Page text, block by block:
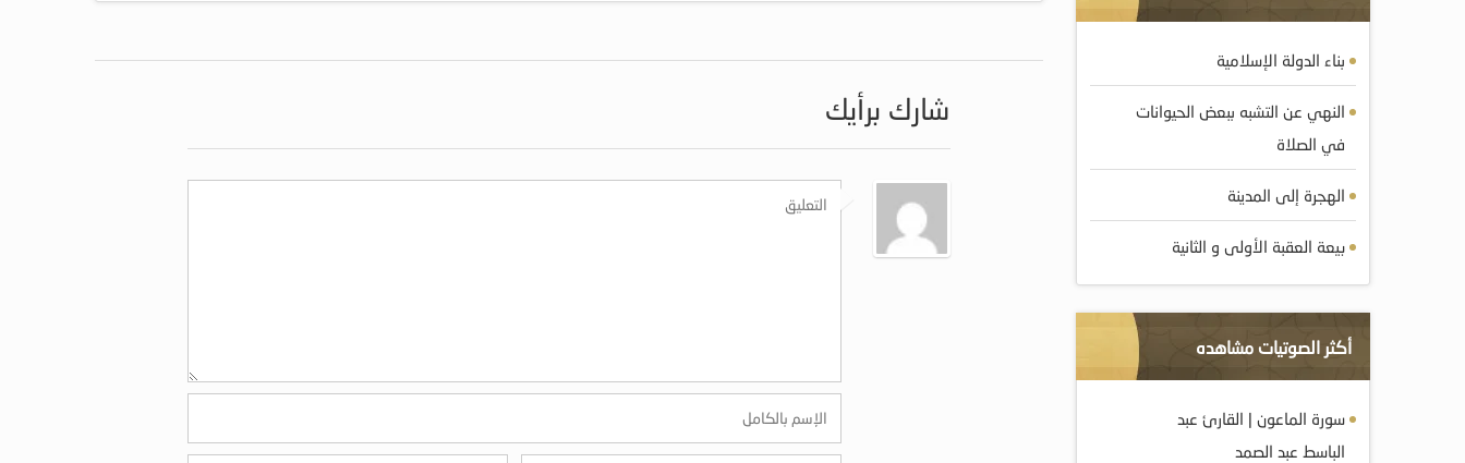
شارك برأيك
بناء الدولة الإسلامية
النهي عن التشبه ببعض الحيوانات
في الصلاة
الهجرة إلى المدينة
بيعة العقبة الأولى و الثانية
أكثر الصوتيات مشاهده
سورة الماعون | القارئ عبد
الباسط عبد الصمد